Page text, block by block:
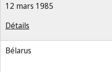
12 mars 1985
Détails
Bélarus